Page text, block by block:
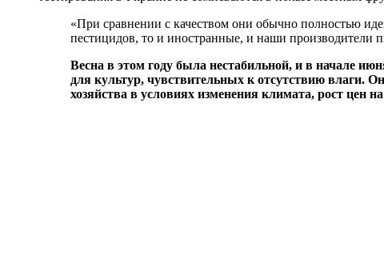
«При сравнении с качеством они обычно полностью
пестицидов, то и иностранные, и наши производители
Весна в этом году была нестабильной, и в начале
для культур, чувствительных к отсутствию влаги.
хозяйства в условиях изменения климата, рост цен